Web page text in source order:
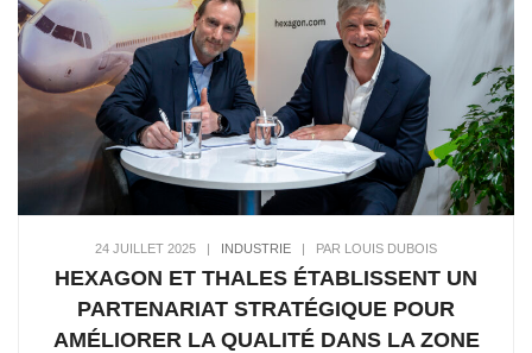
24 JUILLET 2025 | INDUSTRIE | PAR LOUIS DUBOIS
HEXAGON ET THALES ÉTABLISSENT UN
PARTENARIAT STRATÉGIQUE POUR
AMÉLIORER LA QUALITÉ DANS LA ZONE